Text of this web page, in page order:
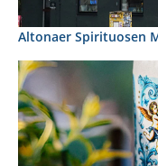
Altonaer Spirituosen